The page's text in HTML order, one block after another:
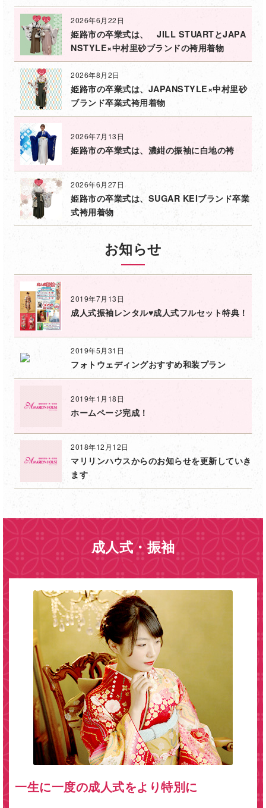
2026年6月22日
姫路市の卒業式は、 JILL STUARTとJAPA
NSTYLE×中村里砂ブランドの袴用着物
2026年8月2日
姫路市の卒業式は、JAPANSTYLE×中村里砂
ブランド卒業式袴用着物
2026年7月13日
姫路市の卒業式は、濃紺の振袖に白地の袴
2026年6月27日
姫路市の卒業式は、SUGAR KEIブランド卒業
式袴用着物
お知らせ
2019年7月13日
成人式振袖レンタル♥成人式フルセット特典！
2019年5月31日
フォトウェディングおすすめ和装プラン
2019年1月18日
ホームページ完成！
2018年12月12日
マリリンハウスからのお知らせを更新していき
ます
成人式・振袖
一生に一度の成人式をより特別に